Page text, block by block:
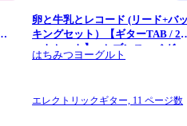
卵と牛乳とレコード (リード+バ
キングセット）【ギターTAB / 2
ートセット】 - セブンス・ベガ
はちみつヨーグルト
エレクトリックギター, 11 ページ数